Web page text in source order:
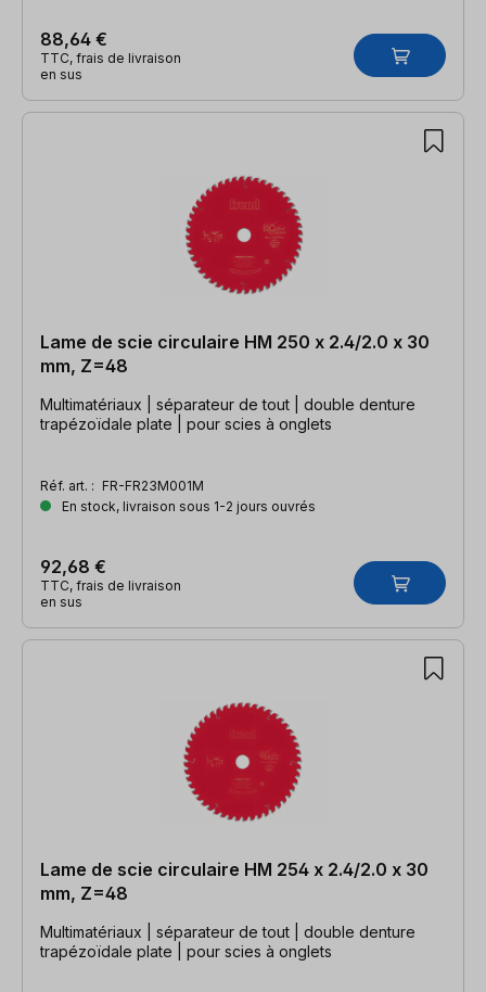
88,64 €
TTC, frais de livraison
en sus
Lame de scie circulaire HM 250 x 2.4/2.0 x 30
mm, Z=48
Multimatériaux | séparateur de tout | double denture
trapézoïdale plate | pour scies à onglets
Réf. art. : FR-FR23M001M
En stock, livraison sous 1-2 jours ouvrés
92,68 €
TTC, frais de livraison
en sus
Lame de scie circulaire HM 254 x 2.4/2.0 x 30
mm, Z=48
Multimatériaux | séparateur de tout | double denture
trapézoïdale plate | pour scies à onglets